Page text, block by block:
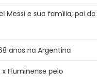
Messi e sua família; pai do
anos na Argentina
Fluminense pelo